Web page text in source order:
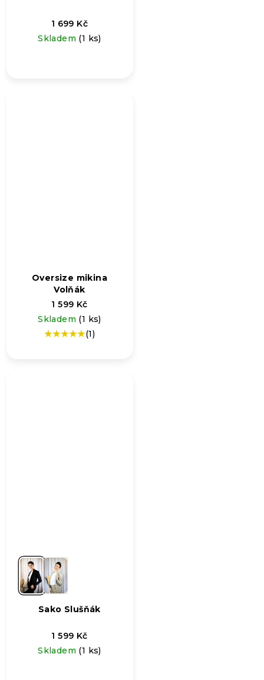
1 699 Kč
Skladem (1 ks)
Oversize mikina
Volňák
1 599 Kč
Skladem (1 ks)
Průměrné(1)
Sako Slušňák
1 599 Kč
Skladem (1 ks)